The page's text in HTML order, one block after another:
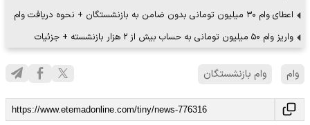
اعطای وام ۳۰ میلیون تومانی بدون ضامن به بازنشستگان + نحوه دریافت وام
واریز وام ۵۰ میلیون تومانی به حساب بیش از ۲ هزار بازنشسته + جزئیات
وام وام بازنشستگان